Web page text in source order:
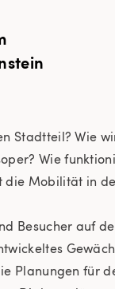
Stadtteil? Wie
Wie
die Mobilität in
Besucher auf
Planungen für